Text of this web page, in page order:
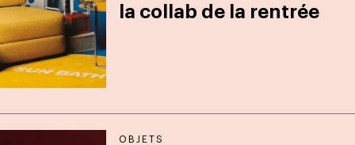
la collab de la rentrée
OBJETS